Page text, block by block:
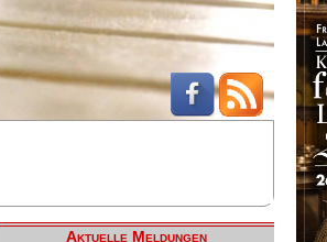
Aktuelle Meldungen